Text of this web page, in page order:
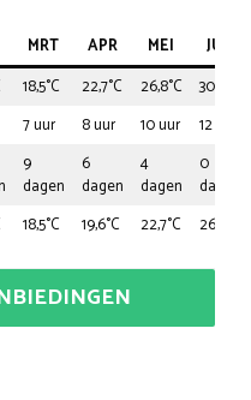
MRT APR MEI
JUN
18,5°C 22,7°C 26,8°C
30,9°C
7 uur 8 uur 10 uur
12 uur
9
dagen
6
dagen
4
dagen
0
dagen
18,5°C 19,6°C 22,7°C 26,8°C